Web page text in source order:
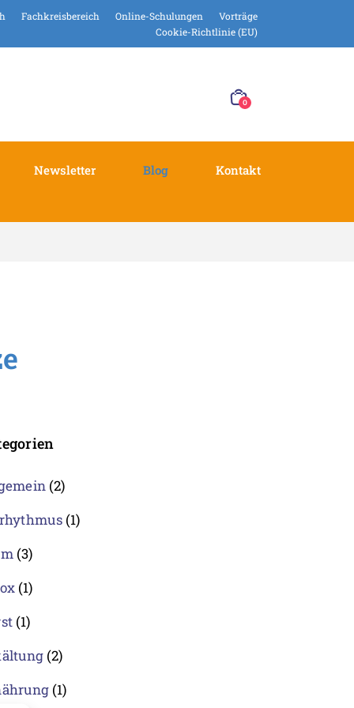
Fachkreisbereich Online-Schulungen
Vorträge
Cookie-Richtlinie (EU)
0
Newsletter Blog
Kontakt
(2)
(1)
(3)
(1)
(1)
(2)
(1)